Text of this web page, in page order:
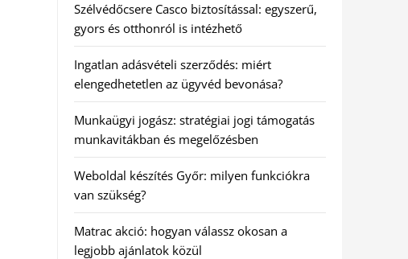
Szélvédőcsere Casco biztosítással: egyszerű,
gyors és otthonról is intézhető
Ingatlan adásvételi szerződés: miért
elengedhetetlen az ügyvéd bevonása?
Munkaügyi jogász: stratégiai jogi támogatás
munkavitákban és megelőzésben
Weboldal készítés Győr: milyen funkciókra
van szükség?
Matrac akció: hogyan válassz okosan a
legjobb ajánlatok közül